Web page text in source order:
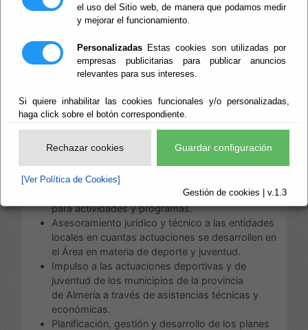
el uso del Sitio web, de manera que podamos medir
y mejorar el funcionamiento.
Personalizadas Estas cookies son utilizadas por
empresas publicitarias para publicar anuncios
relevantes para sus intereses.
Si quiere inhabilitar las cookies funcionales y/o personalizadas,
haga click sobre el botón correspondiente.
Rechazar cookies Guardar configuración
[Ver Política de Cookies]
Gestión de cookies | v.1.3
Área de Deportes, Vida
Saludable y Juventud
a su estructura, son:
Juventud:
Planificación, gestión y desarrollo de Planes
generales provinciales de deportes y Juventud
para actividades y programas.
Asesoramiento jurídico y técnico a las entidades
locales en cuantas actuaciones se desarrollen en
el Área en materia de deporte y juventud.
Impulso a las actuaciones deportivas y de
juventud de los municipios de la provincia
de Almería a través de asistencias técnicas y
económicas.
Planificación, gestión y desarrollo de los planes